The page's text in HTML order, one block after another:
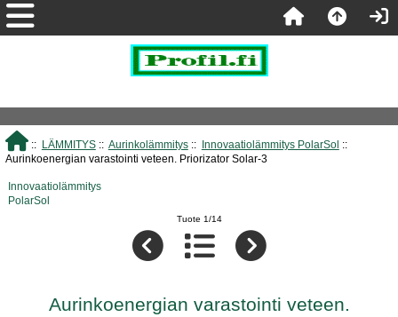
:: LÄMMITYS:: Aurinkolämmitys:: Innovaatiolämmitys PolarSol ::
Aurinkoenergian varastointi veteen. Priorizator Solar-3
Innovaatiolämmitys
PolarSol
Tuote 1/14
Aurinkoenergian varastointi veteen.